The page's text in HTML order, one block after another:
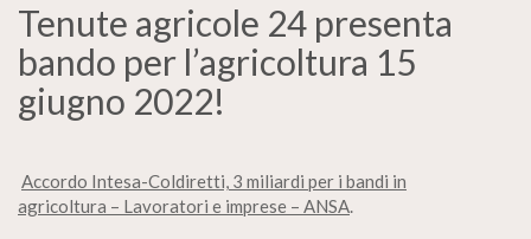
Tenute agricole 24 presenta
bando per l’agricoltura 15
giugno 2022!
Accordo Intesa-Coldiretti, 3 miliardi per i bandi in
agricoltura – Lavoratori e imprese – ANSA.